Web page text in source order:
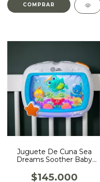
Juguete De Cuna Sea
Dreams Soother Baby
$145.000